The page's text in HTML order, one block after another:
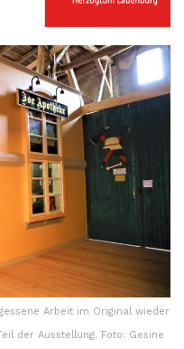
Arbeit im Original wieder
der Ausstellung. Foto: Gesine